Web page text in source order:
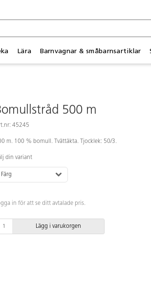
Lära Barnvagnar & småbarnsartiklar
500 m
45245
m. 100 % bomull. Tvättäkta. Tjocklek: 50/3.
din variant
Färg
in för att se ditt avtalade pris.
Lägg i varukorgen